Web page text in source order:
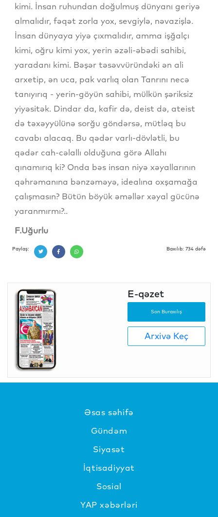
kimi. İnsan ruhundan doğulmuş dünyanı geriyə
almalıdır, fəqət zorla yox, sevgiylə, nəvazişlə.
İnsan dünyaya yiyə çıxmalıdır, amma işğalçı
kimi, oğru kimi yox, yerin əzəli-əbədi sahibi,
yaradanı kimi. Bəşər təsəvvüründəki ən ali
arxetip, ən uca, pak varlıq olan Tanrını necə
tanıyırıq - yerin-göyün sahibi, mülkün şəriksiz
yiyəsitək. Dindar da, kafir də, deist də, ateist
də təxəyyülünə sorğu göndərsə, mütləq bu
cavabı alacaq. Bu qədər varlı-dövlətli, bu
qədər cah-cəlallı olduğuna görə Allahı
qınamırıq ki? Onda bəs insan niyə xəyallarının
qəhrəmanına bənzəməyə, idealına oxşamağa
çalışmasın? Bütün böyük əməllər xəyal gücünə
yaranmırmı?..
F.Uğurlu
Paylaş: Baxılıb: 734 dəfə
E-qəzet
Son Buraxılış
Arxivə Keç
Əsas səhifə
Gündəm
Siyasət
İqtisadiyyat
Sosial
YAP xəbərləri